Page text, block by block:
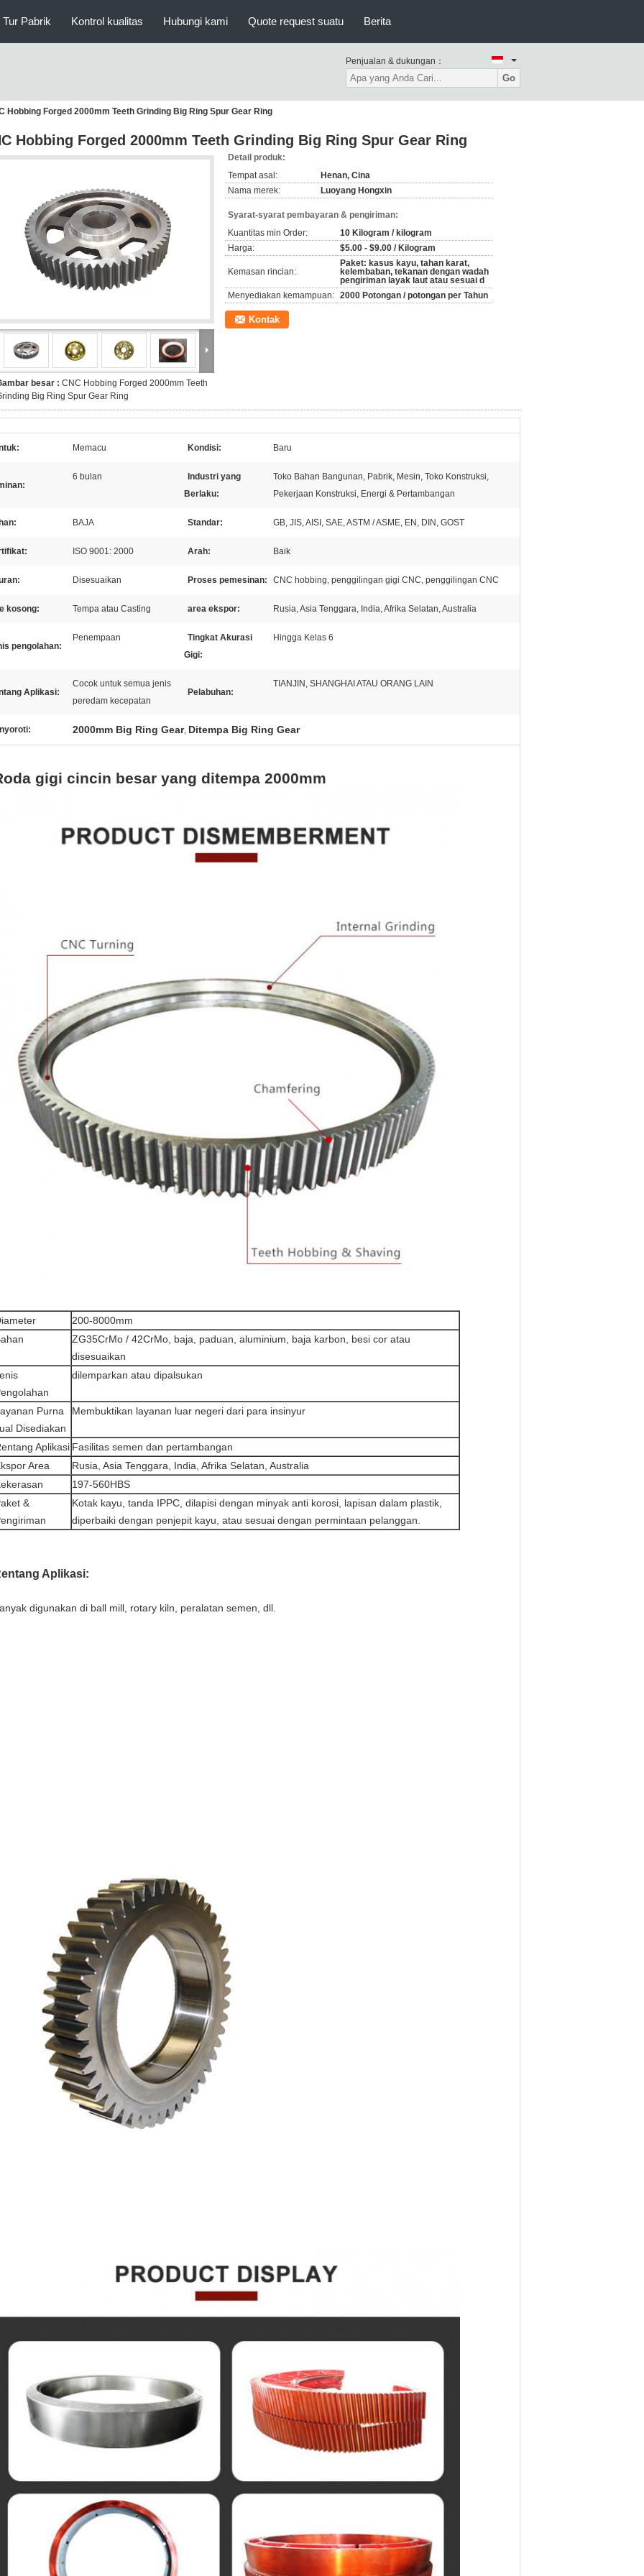
Tur Pabrik Kontrol kualitas Hubungi kami Quote request suatu Berita
Penjualan & dukungan：
Go
Hobbing Forged 2000mm Teeth Grinding Big Ring Spur Gear Ring
Hobbing Forged 2000mm Teeth Grinding Big Ring Spur Gear Ring
besar : CNC Hobbing Forged 2000mm Teeth
Big Ring Spur Gear Ring
Detail produk:
Tempat asal:
Henan, Cina
Nama merek:
Luoyang Hongxin
Syarat-syarat pembayaran & pengiriman:
Kuantitas min Order:
10 Kilogram / kilogram
Harga:
$5.00 - $9.00 / Kilogram
Kemasan rincian:
Paket: kasus kayu, tahan karat,
kelembaban, tekanan dengan wadah
pengiriman layak laut atau sesuai d
Menyediakan kemampuan: 2000 Potongan / potongan per Tahun
Kontak
Memacu Kondisi: Baru
6 bulan
Industri yang
Berlaku:
Toko Bahan Bangunan, Pabrik, Mesin, Toko Konstruksi,
Pekerjaan Konstruksi, Energi & Pertambangan
BAJA Standar: GB, JIS, AISI, SAE, ASTM / ASME, EN, DIN, GOST
ISO 9001: 2000 Arah: Baik
Disesuaikan Proses pemesinan: CNC hobbing, penggilingan gigi CNC, penggilingan CNC
kosong: Tempa atau Casting area ekspor: Rusia, Asia Tenggara, India, Afrika Selatan, Australia
pengolahan:
Penempaan
Tingkat Akurasi
Gigi:
Hingga Kelas 6
Aplikasi:
Cocok untuk semua jenis
peredam kecepatan
Pelabuhan:
TIANJIN, SHANGHAI ATAU ORANG LAIN
2000mm Big Ring Gear, Ditempa Big Ring Gear
gigi cincin besar yang ditempa 2000mm
200-8000mm
ZG35CrMo / 42CrMo, baja, paduan, aluminium, baja karbon, besi cor atau
disesuaikan
dilemparkan atau dipalsukan
Purna
Disediakan
Membuktikan layanan luar negeri dari para insinyur
Aplikasi Fasilitas semen dan pertambangan
Area
Rusia, Asia Tenggara, India, Afrika Selatan, Australia
197-560HBS
&
Kotak kayu, tanda IPPC, dilapisi dengan minyak anti korosi, lapisan dalam plastik,
diperbaiki dengan penjepit kayu, atau sesuai dengan permintaan pelanggan.
Aplikasi:
digunakan di ball mill, rotary kiln, peralatan semen, dll.